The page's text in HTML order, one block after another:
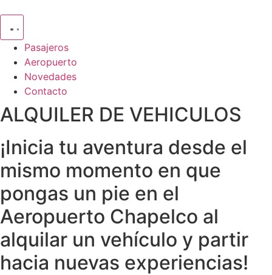
contenido
Pasajeros
Aeropuerto
Novedades
Contacto
ALQUILER DE VEHICULOS
¡Inicia tu aventura desde el
mismo momento en que
pongas un pie en el
Aeropuerto Chapelco al
alquilar un vehículo y partir
hacia nuevas experiencias!